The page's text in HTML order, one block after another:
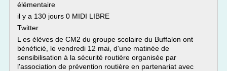
élémentaire
il y a 130 jours 0 MIDI LIBRE
Twitter
L es élèves de CM2 du groupe scolaire du Buffalon ont
bénéficié, le vendredi 12 mai, d'une matinée de
sensibilisation à la sécurité routière organisée par
l'association de prévention routière en partenariat avec